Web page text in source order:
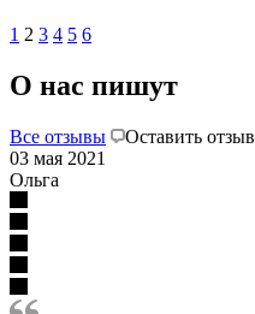
1 2 3 4 5 6
О нас пишут
Все отзывы
Оставить отзыв
03 мая 2021
Ольга